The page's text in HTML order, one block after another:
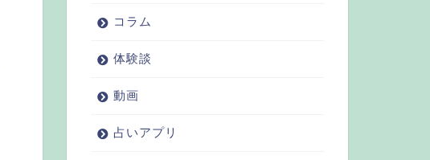
コラム
体験談
動画
占いアプリ